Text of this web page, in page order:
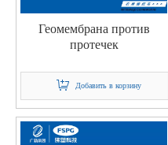
Геомембрана против
протечек
Добавить в корзину